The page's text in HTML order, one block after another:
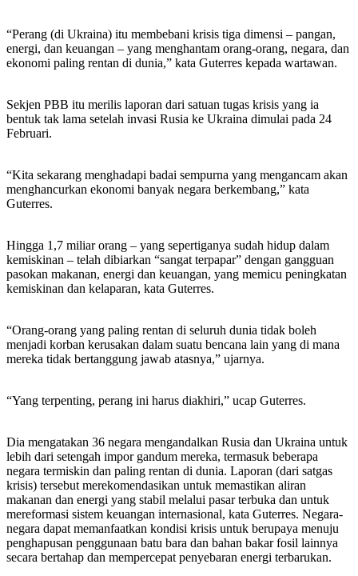
“Perang (di Ukraina) itu membebani krisis tiga dimensi – pangan,
energi, dan keuangan – yang menghantam orang-orang, negara, dan
ekonomi paling rentan di dunia,” kata Guterres kepada wartawan.
Sekjen PBB itu merilis laporan dari satuan tugas krisis yang ia
bentuk tak lama setelah invasi Rusia ke Ukraina dimulai pada 24
Februari.
“Kita sekarang menghadapi badai sempurna yang mengancam akan
menghancurkan ekonomi banyak negara berkembang,” kata
Guterres.
Hingga 1,7 miliar orang – yang sepertiganya sudah hidup dalam
kemiskinan – telah dibiarkan “sangat terpapar” dengan gangguan
pasokan makanan, energi dan keuangan, yang memicu peningkatan
kemiskinan dan kelaparan, kata Guterres.
“Orang-orang yang paling rentan di seluruh dunia tidak boleh
menjadi korban kerusakan dalam suatu bencana lain yang di mana
mereka tidak bertanggung jawab atasnya,” ujarnya.
“Yang terpenting, perang ini harus diakhiri,” ucap Guterres.
Dia mengatakan 36 negara mengandalkan Rusia dan Ukraina untuk
lebih dari setengah impor gandum mereka, termasuk beberapa
negara termiskin dan paling rentan di dunia. Laporan (dari satgas
krisis) tersebut merekomendasikan untuk memastikan aliran
makanan dan energi yang stabil melalui pasar terbuka dan untuk
mereformasi sistem keuangan internasional, kata Guterres. Negara-
negara dapat memanfaatkan kondisi krisis untuk berupaya menuju
penghapusan penggunaan batu bara dan bahan bakar fosil lainnya
secara bertahap dan mempercepat penyebaran energi terbarukan.